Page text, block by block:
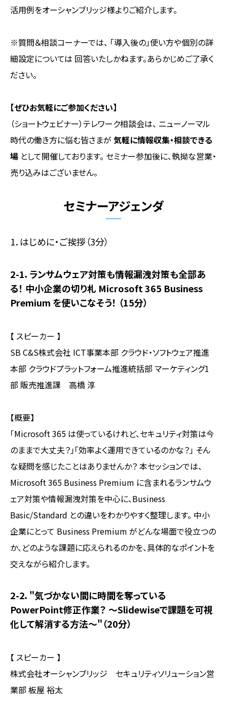
活用例をオーシャンブリッジ様よりご紹介します。
※質問＆相談コーナーでは、 「導入後の」使い方や個別の詳
細設定については 回答いたしかねます。あらかじめご了承く
ださい。
【ぜひお気軽にご参加ください】
（ショートウェビナー）テレワーク相談会は、 ニューノーマル
時代の働き方に悩む皆さまが 気軽に情報収集・相談できる
場 として開催しております。 セミナー参加後に、執拗な営業・
売り込みはございません。
セミナーアジェンダ
1．はじめに・ご挨拶（3分）
2-1． ランサムウェア対策も情報漏洩対策も全部あ
る！ 中小企業の切り札 Microsoft 365 Business
Premium を使いこなそう！ （15分）
【 スピーカー 】
SB C&S株式会社 ICT事業本部 クラウド・ソフトウェア推進
本部 クラウドプラットフォーム推進統括部 マーケティング1
部 販売推進課 高橋 淳
【概要】
「Microsoft 365 は使っているけれど、セキュリティ対策は今
のままで大丈夫？」「効率よく運用できているのかな？」 そん
な疑問を感じたことはありませんか？ 本セッションでは、
Microsoft 365 Business Premium に含まれるランサムウ
ェア対策や情報漏洩対策を中心に、Business
Basic/Standard との違いをわかりやすく整理します。 中小
企業にとって Business Premium がどんな場面で役立つの
か、どのような課題に応えられるのかを、具体的なポイントを
交えながら紹介します。
2-2．"気づかない間に時間を奪っている
PowerPoint修正作業？ ～Slidewiseで課題を可視
化して解消する方法～"（20分）
【 スピーカー 】
株式会社オーシャンブリッジ セキュリティソリューション営
業部 板屋 裕太